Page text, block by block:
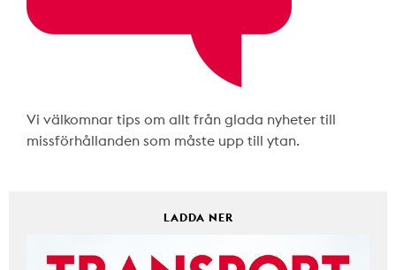
Vi välkomnar tips om allt från glada nyheter till
missförhållanden som måste upp till ytan.
LADDA NER